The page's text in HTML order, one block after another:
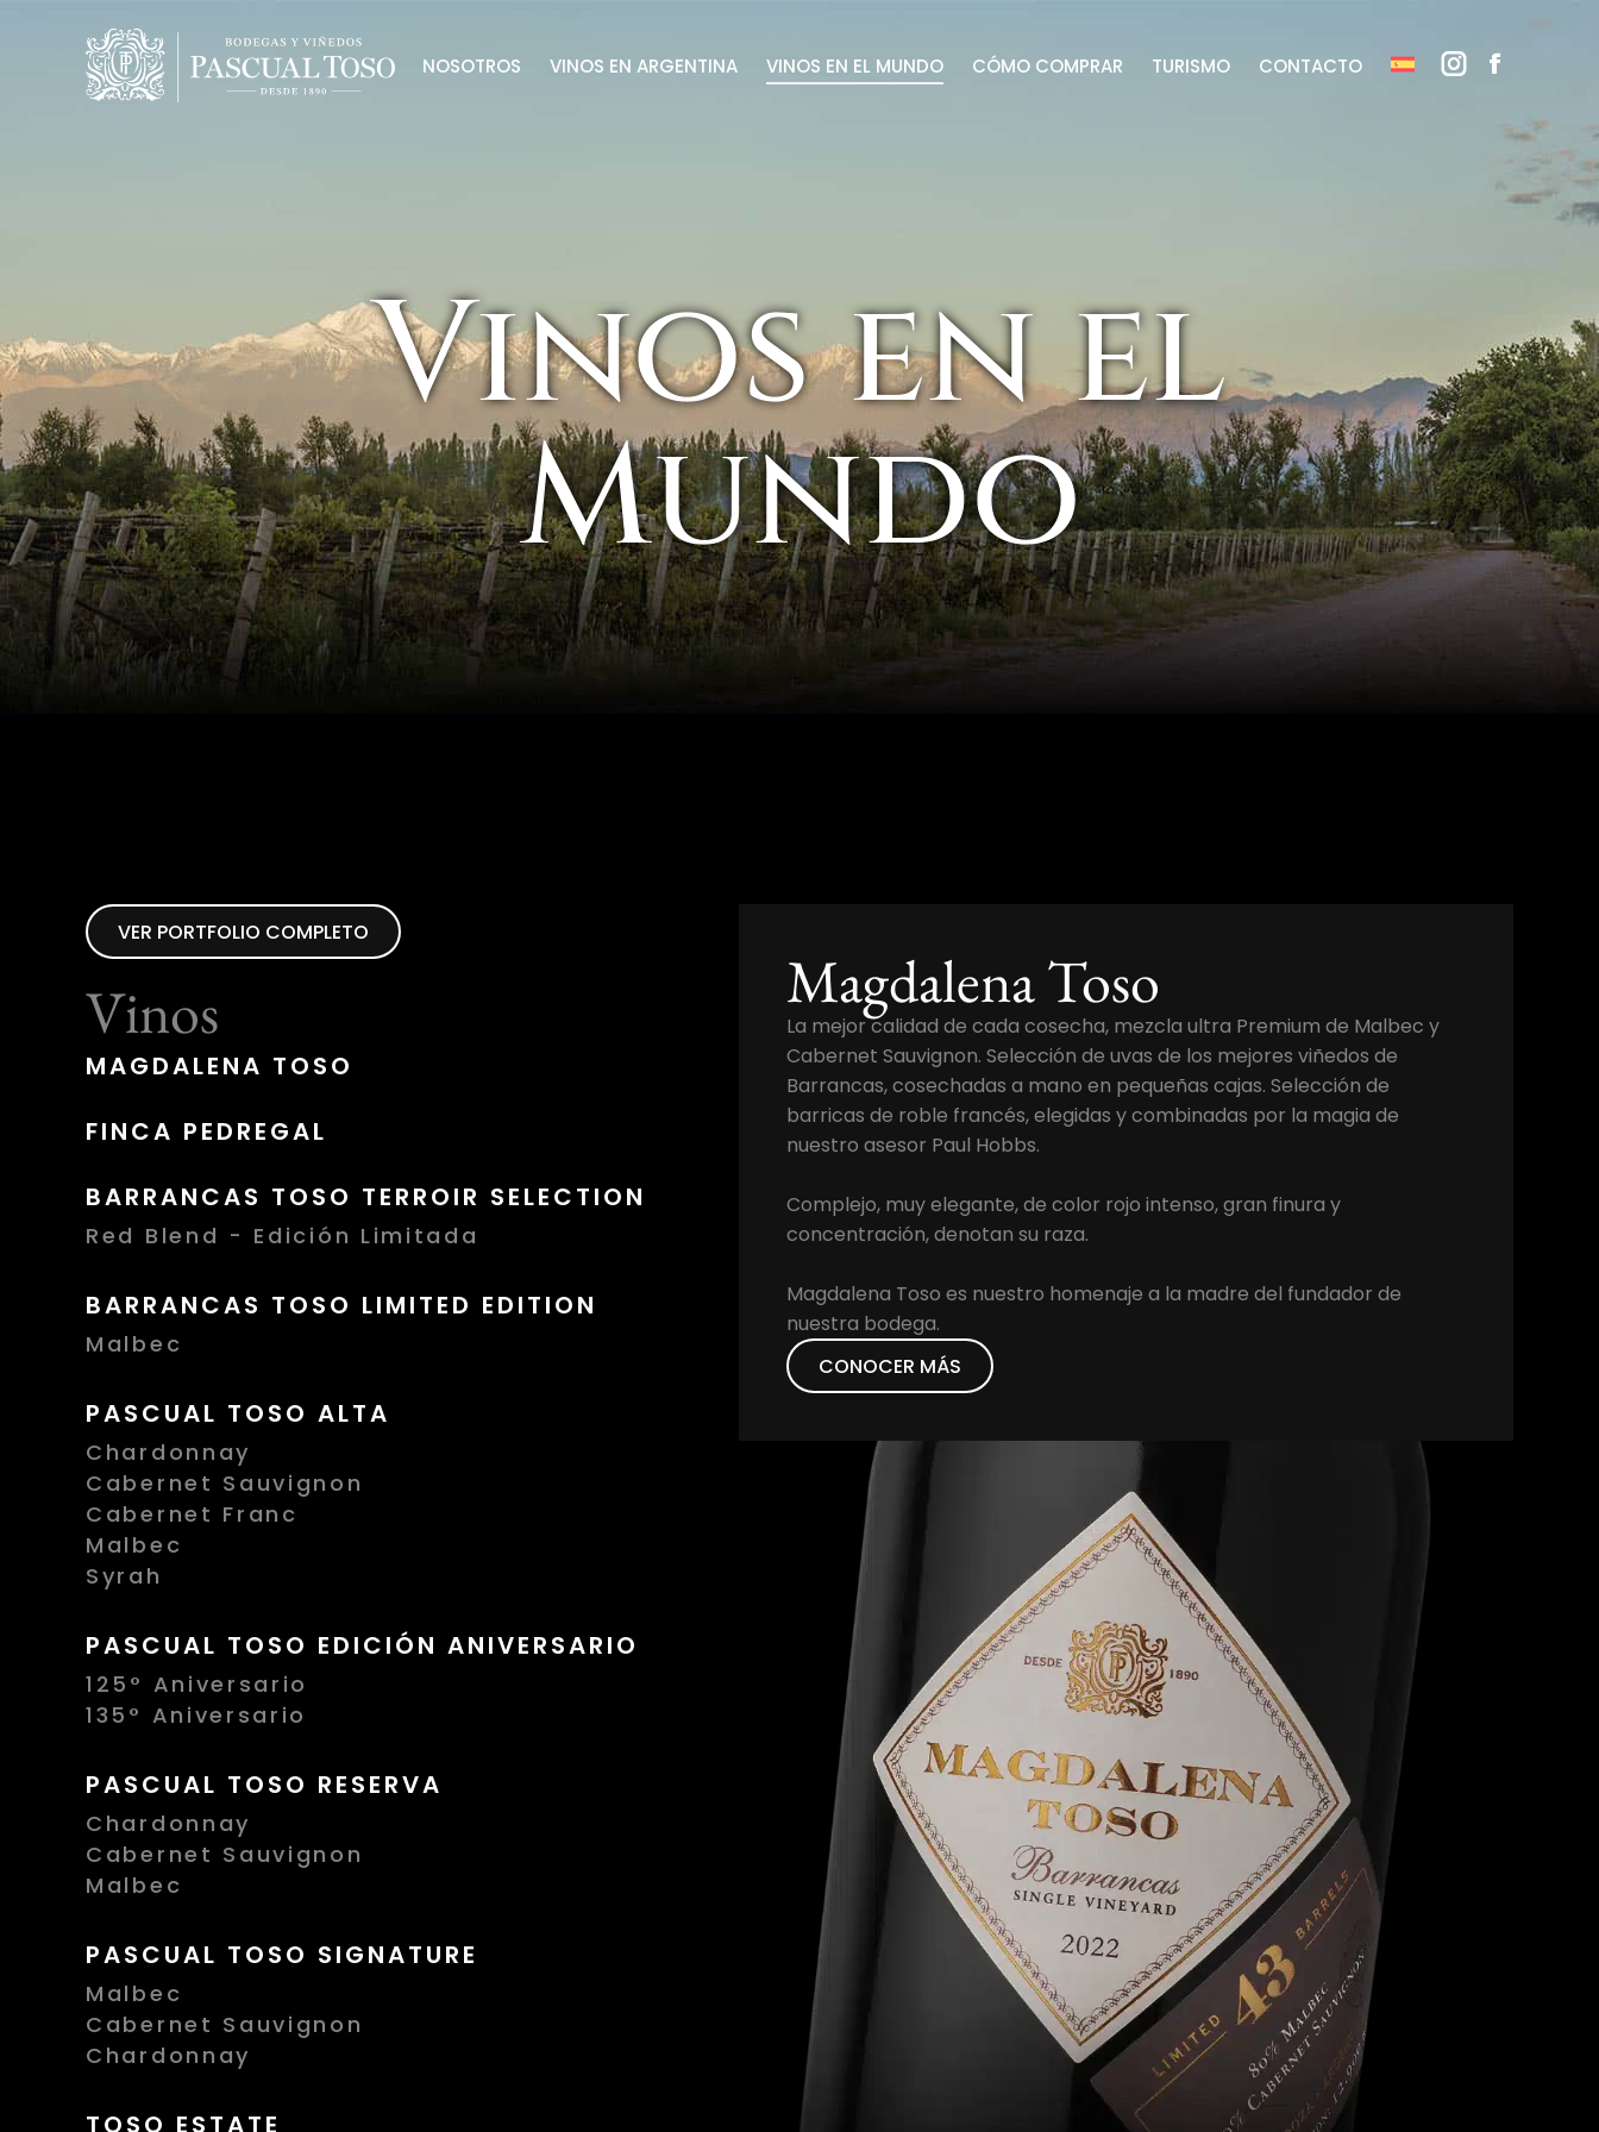
NOSOTROS VINOS EN ARGENTINA VINOS EN EL MUNDO CÓMO COMPRAR TURISMO CONTACTO
Vinos en el
Mundo
VER PORTFOLIO COMPLETO
Vinos
MAGDALENA TOSO
FINCA PEDREGAL
BARRANCAS TOSO TERROIR SELECTION
Red Blend - Edición Limitada
BARRANCAS TOSO LIMITED EDITION
Malbec
PASCUAL TOSO ALTA
Chardonnay
Cabernet Sauvignon
Cabernet Franc
Malbec
Syrah
PASCUAL TOSO EDICIÓN ANIVERSARIO​
125° Aniversario
135° Aniversario
PASCUAL TOSO RESERVA
Chardonnay
Cabernet Sauvignon
Malbec
PASCUAL TOSO SIGNATURE
Malbec
Cabernet Sauvignon
Chardonnay
TOSO ESTATE
Magdalena Toso
La mejor calidad de cada cosecha, mezcla ultra Premium de Malbec y
Cabernet Sauvignon. Selección de uvas de los mejores viñedos de
Barrancas, cosechadas a mano en pequeñas cajas. Selección de
barricas de roble francés, elegidas y combinadas por la magia de
nuestro asesor Paul Hobbs.
Complejo, muy elegante, de color rojo intenso, gran finura y
concentración, denotan su raza.
Magdalena Toso es nuestro homenaje a la madre del fundador de
nuestra bodega.
CONOCER MÁS